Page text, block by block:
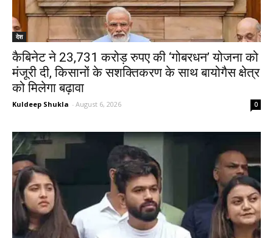
देश
कैबिनेट ने 23,731 करोड़ रुपए की ‘गोबरधन’ योजना को
मंजूरी दी, किसानों के सशक्तिकरण के साथ बायोगैस क्षेत्र
को मिलेगा बढ़ावा
Kuldeep Shukla - August 6, 2026 0